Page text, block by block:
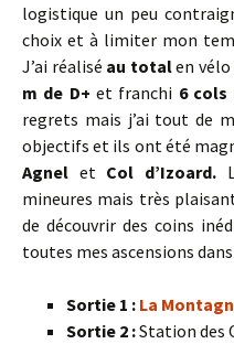
logistique un peu
choix et à limiter mon
J’ai réalisé au totalen vélo
m de D+ et franchi 6 cols
regrets mais j’ai tout de
objectifs et ils ont été
Agnel et Col d’Izoard.
mineures mais très
de découvrir des coins
toutes mes ascensions
Sortie 1 : La
Sortie 2 :Station des